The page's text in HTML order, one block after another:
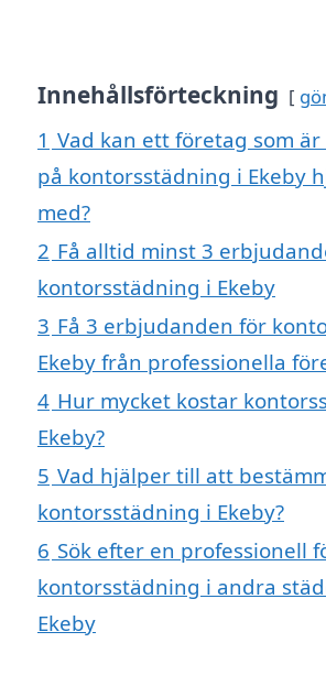
Innehållsförteckning
1 Vad kan ett företag som
på kontorsstädning i Ekeby
med?
2 Få alltid minst 3
kontorsstädning i Ekeby
3 Få 3 erbjudanden för
Ekeby från professionella
4 Hur mycket kostar
Ekeby?
5 Vad hjälper till att
kontorsstädning i Ekeby?
6 Sök efter en professionell
kontorsstädning i andra
Ekeby